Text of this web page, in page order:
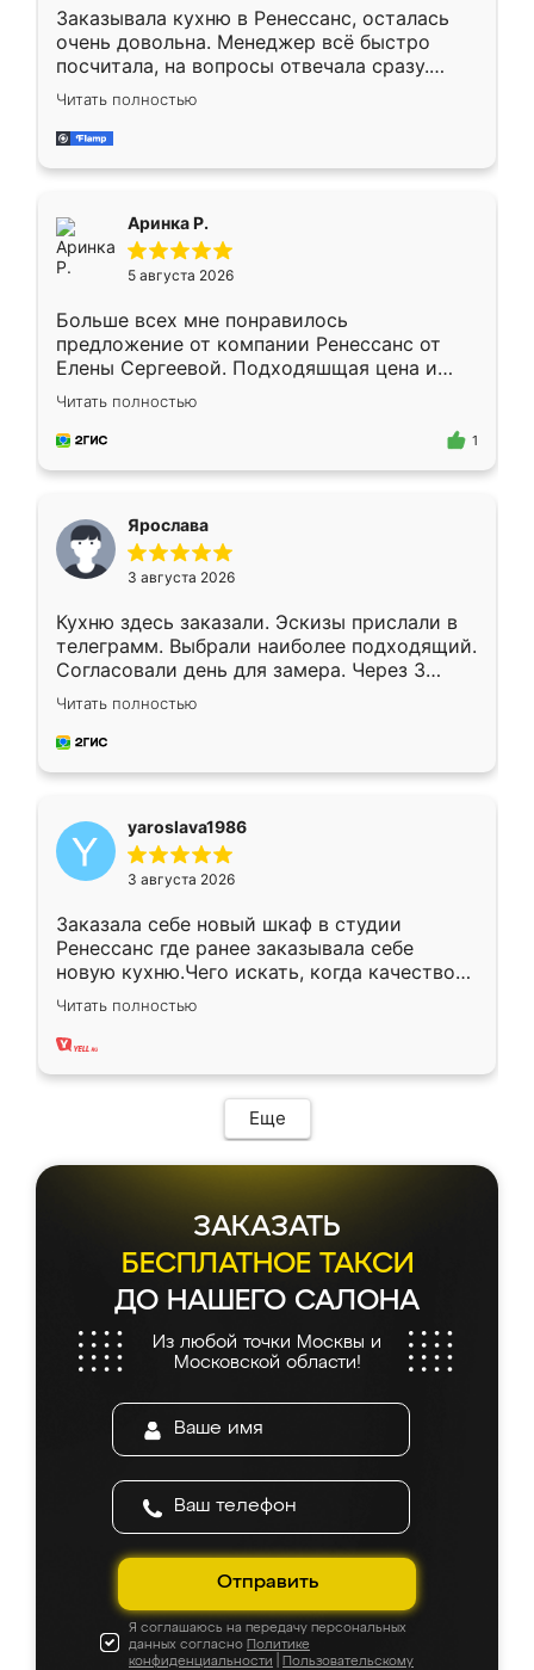
Заказывала кухню в Ренессанс, осталась
очень довольна. Менеджер всё быстро
посчитала, на вопросы отвечала сразу.
Замерщик приехал в субботу, подошёл к
делу со всей ответственностью. Собрали
за день, ребята работали аккуратно, даже
Читать полностью
Аринка Р.
5 августа 2026
Больше всех мне понравилось
предложение от компании Ренессанс от
Елены Сергеевой. Подходяшщая цена и
короткие сроки изготовления. Приехавший
для замера сотрудник Владислав
предложил по моему эскизу самый
Читать полностью
1
Ярослава
3 августа 2026
Кухню здесь заказали. Эскизы прислали в
телеграмм. Выбрали наиболее подходящий.
Согласовали день для замера. Через 3
недели кухня была уже готова. Остались
довольны работой. Спасибо Ренессанс
мебель за качественную работу!
Читать полностью
yaroslava1986
3 августа 2026
Заказала себе новый шкаф в студии
Ренессанс где ранее заказывала себе
новую кухню.Чего искать, когда качеством
вполне довольна. Служит кухня уже почти
два года, нареканий нет.
Читать полностью
Еще
ЗАКАЗАТЬ
БЕСПЛАТНОЕ ТАКСИ
ДО НАШЕГО САЛОНА
Из любой точки Москвы и
Московской области!
Отправить
Я соглашаюсь на передачу персональных
данных согласно Политике
конфиденциальности
Пользовательскому